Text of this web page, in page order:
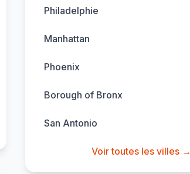
Philadelphie
Manhattan
Phoenix
Borough of Bronx
San Antonio
Voir toutes les villes →